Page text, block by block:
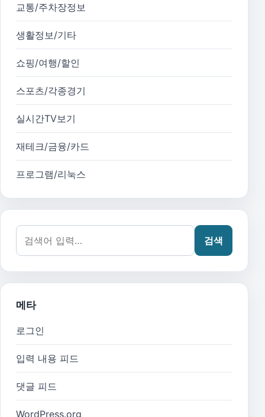
교통/주차장정보
생활정보/기타
쇼핑/여행/할인
스포츠/각종경기
실시간TV보기
재테크/금융/카드
프로그램/리눅스
검색어:
검색
메타
로그인
입력 내용 피드
댓글 피드
WordPress.org